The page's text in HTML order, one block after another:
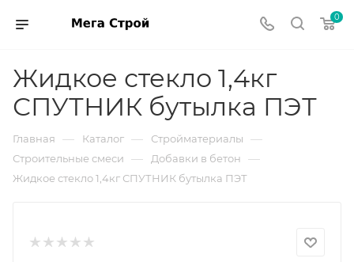
0
Жидкое стекло 1,4кг
СПУТНИК бутылка ПЭТ
Главная — Каталог — Стройматериалы —
Строительные смеси — Добавки в бетон —
Жидкое стекло 1,4кг СПУТНИК бутылка ПЭТ